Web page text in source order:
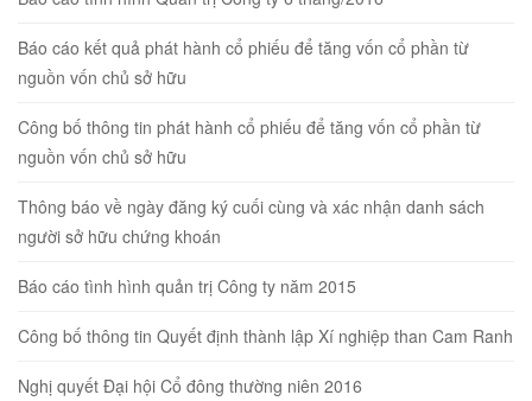
Báo cáo kết quả phát hành cổ phiếu để tăng vốn cổ phần từ
nguồn vốn chủ sở hữu
Công bố thông tin phát hành cổ phiếu để tăng vốn cổ phần từ
nguồn vốn chủ sở hữu
Thông báo về ngày đăng ký cuối cùng và xác nhận danh sách
người sở hữu chứng khoán
Báo cáo tình hình quản trị Công ty năm 2015
Công bố thông tin Quyết định thành lập Xí nghiệp than Cam Ranh
Nghị quyết Đại hội Cổ đông thường niên 2016